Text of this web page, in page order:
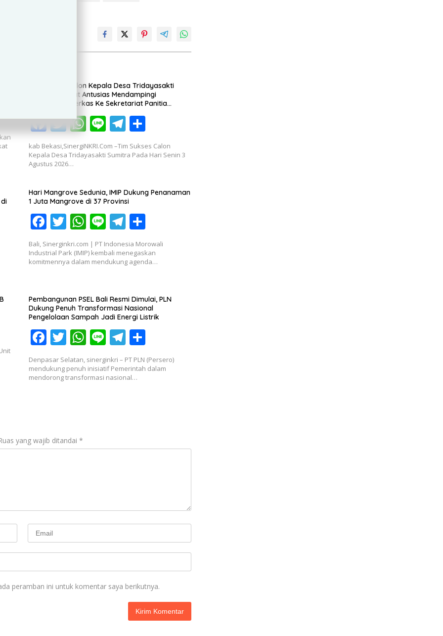
Tim Sukses Calon Kepala Desa Tridayasakti
Sumitra Sangat Antusias Mendampingi
Penyerahan Berkas Ke Sekretariat Panitia
F
ac
e
b
o
o
k
T
w
itt
er
W
h
at
A
p
p
Li
n
e
T
el
e
a
m
S
h
ar
kab Bekasi,SinergiNKRI.Com –Tim Sukses Calon
Kepala Desa Tridayasakti Sumitra Pada Hari Senin 3
Agustus 2026…
Hari Mangrove Sedunia, IMIP Dukung Penanaman
1 Juta Mangrove di 37 Provinsi
F
ac
e
b
o
k
T
w
itt
er
W
h
at
s
p
p
Li
n
e
T
el
e
gr
m
S
h
ar
e
Bali, Sinerginkri.com | PT Indonesia Morowali
Industrial Park (IMIP) kembali menegaskan
komitmennya dalam mendukung agenda…
Pembangunan PSEL Bali Resmi Dimulai, PLN
Dukung Penuh Transformasi Nasional
Pengelolaan Sampah Jadi Energi Listrik
F
ac
e
b
k
T
w
itt
er
W
h
at
s
Li
n
e
T
el
e
gr
S
h
ar
Denpasar Selatan, sinerginkri – PT PLN (Persero)
mendukung penuh inisiatif Pemerintah dalam
mendorong transformasi nasional…
yang wajib ditandai *
peramban ini untuk komentar saya berikutnya.